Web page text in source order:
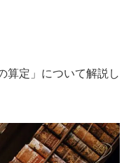
算定」について解説し